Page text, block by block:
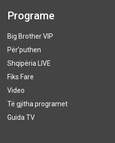
Programe
Big Brother VIP
Për’puthen
Shqipëria LIVE
Fiks Fare
Video
Të gjitha programet
Guida TV